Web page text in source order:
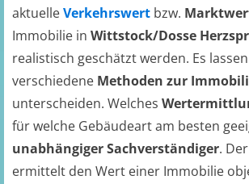
aktuelleVerkehrswert bzw.
Immobilie in Wittstock/Dosse
realistisch geschätzt werden. Es
verschiedene Methoden zur
unterscheiden. Welches
für welche Gebäudeart am besten
unabhängiger Sachverständiger.
ermittelt den Wert einer Immobilie